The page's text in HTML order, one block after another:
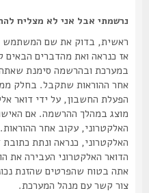
נרשמתי אבל אני לא מצליח
ראשית, בדוק את שם המשתמש
אחר ההוראות שתקבל. בחלק
הפעלת החשבון, על ידי דואר
מוצג במהלך ההרשמה. אם האישור
האלקטרוני, עקוב אחר ההוראות. אם
האלקטרוני, כנראה ונתת כתובת
הדואר האלקטרוני העבירה את
אתה בטוח שהפרטים שהזנת נכונים
צור קשר עם מנהל המערכת.